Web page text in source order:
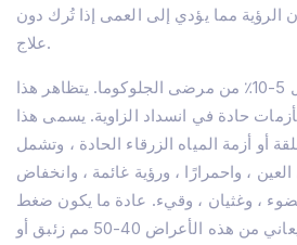
الرؤية مما يؤدي إلى العمى إذا تُرك دون
علاج.
يمثل 5-10٪ من مرضى الجلوكوما. يتظاهر هذا
حادة في انسداد الزاوية. يسمى هذا
أو أزمة المياه الزرقاء الحادة ، وتشمل
، واحمرارًا ، ورؤية غائمة ، وانخفاض
، وغثيان ، وقيء. عادة ما يكون ضغط
عين المريض الذي يعاني من هذه الأعراض 40-50 مم زئبق أو